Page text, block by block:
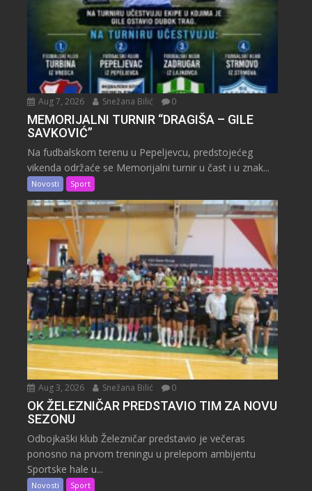
Aug 7, 2026 Snežana Bilić 0
MEMORIJALNI TURNIR “DRAGIŠA – GILE
SAVKOVIĆ”
Na fudbalskom terenu u Pepeljevcu, predstojećeg
vikenda održaće se Memorijalni turnir u čast i u znak...
Novosti Sport
Aug 3, 2026 Snežana Bilić 0
OK ŽELEZNIČAR PREDSTAVIO TIM ZA NOVU
SEZONU
Odbojkaški klub Železničar predstavio je večeras
ponosno na prvom treningu u prelepom ambijentu
Sportske hale u...
Novosti Sport